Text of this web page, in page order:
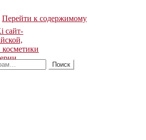
Перейти к содержимому
Поиск